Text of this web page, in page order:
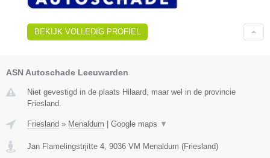
BEKIJK VOLLEDIG PROFIEL
ASN Autoschade Leeuwarden
Niet gevestigd in de plaats Hilaard, maar wel in de provincie
Friesland.
Friesland » Menaldum Google maps ▼
Jan Flamelingstrjitte 4, 9036 VM Menaldum (Friesland)